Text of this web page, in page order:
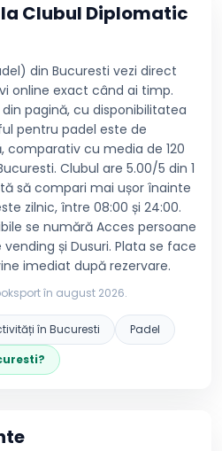
Clubul Diplomatic
din Bucuresti vezi direct
online exact când ai timp.
pagină, cu disponibilitatea
pentru padel este de
comparativ cu media de 120
Clubul are 5.00/5 din 1
să compari mai ușor înainte
zilnic, între 08:00 și 24:00.
se numără Acces persoane
și Dusuri. Plata se face
imediat după rezervare.
în august 2026.
în Bucuresti
Padel
?